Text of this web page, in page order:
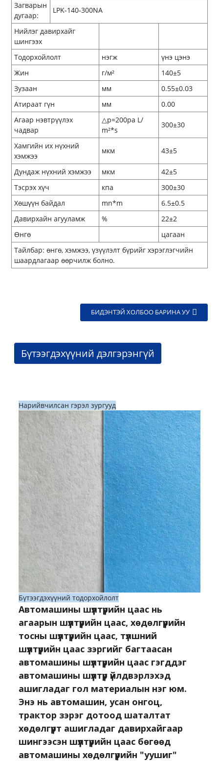
Загварын
дугаар:
LPK-140-300NA
Нийлэг давирхайг
шингээх
Тодорхойлолт
нэгж
үнэ цэнэ
Жин
г/м²
140±5
Зузаан
мм
0.55±0.03
Атираат гүн
мм
0.00
Агаар нэвтрүүлэх
чадвар
△p=200pa L/
m²*s
300±30
Хамгийн их нүхний
хэмжээ
мкм 43±5
Дундаж нүхний хэмжээ мкм
42±5
Тэсрэх хүч
кпа
300±30
Хөшүүн байдал
mn*m
6.5±0.5
Давирхайн агууламж
%
22±2
Өнгө
цагаан
Тайлбар: өнгө, хэмжээ, үзүүлэлт бүрийг хэрэглэгчийн
шаардлагаар өөрчилж болно.
БИДЭНТЭЙ ХОЛБОО БАРИНА УУ
Бүтээгдэхүүний дэлгэрэнгүй
Нарийвчилсан гэрэл зургууд
Бүтээгдэхүүний тодорхойлолт
Автомашины шүүлтүүрийн цаас нь
агаарын шүүлтүүрийн цаас, хөдөлгүүрийн
тосны шүүлтүүрийн цаас, түлшний
шүүлтүүрийн цаас зэргийг багтаасан
автомашины шүүлтүүрийн цаас гэгддэг
автомашины шүүлтүүр үйлдвэрлэхэд
ашигладаг гол материалын нэг юм.
Энэ нь автомашин, усан онгоц,
трактор зэрэг дотоод шаталтат
хөдөлгүүрт ашигладаг давирхайгаар
шингээсэн шүүлтүүрийн цаас бөгөөд
автомашины хөдөлгүүрийн "уушиг"